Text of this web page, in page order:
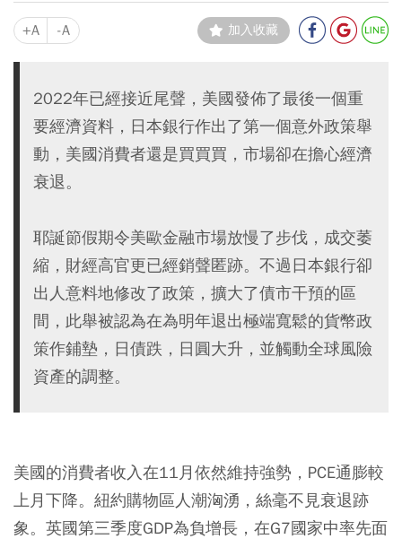
+A -A 加入收藏
2022年已經接近尾聲，美國發佈了最後一個重
要經濟資料，日本銀行作出了第一個意外政策舉
動，美國消費者還是買買買，市場卻在擔心經濟
衰退。
耶誕節假期令美歐金融市場放慢了步伐，成交萎
縮，財經高官更已經銷聲匿跡。不過日本銀行卻
出人意料地修改了政策，擴大了債市干預的區
間，此舉被認為在為明年退出極端寬鬆的貨幣政
策作鋪墊，日債跌，日圓大升，並觸動全球風險
資產的調整。
美國的消費者收入在11月依然維持強勢，PCE通膨較
上月下降。紐約購物區人潮洶湧，絲毫不見衰退跡
象。英國第三季度GDP為負增長，在G7國家中率先面